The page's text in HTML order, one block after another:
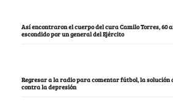
Así encontraron el cuerpo del cura Camilo Torres, 60
escondido por un general del Ejército
Regresar a la radio para comentar fútbol, la
contra la depresión